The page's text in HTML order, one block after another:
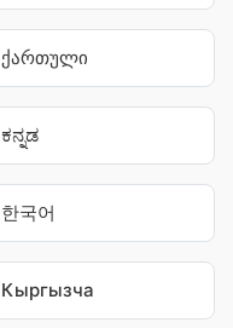
ქართული
ಕನ್ನಡ
한국어
Кыргызча